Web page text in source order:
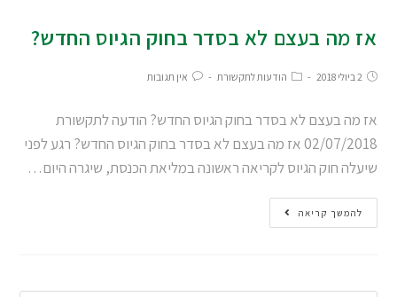
אז מה בעצם לא בסדר בחוק הגיוס החדש?
2 ביולי 2018 הודעות לתקשורת אין תגובות
אז מה בעצם לא בסדר בחוק הגיוס החדש? הודעה לתקשורת
02/07/2018 אז מה בעצם לא בסדר בחוק הגיוס החדש? רגע לפני
שיעלה חוק הגיוס לקריאה ראשונה במליאת הכנסת, שיגרה היום…
להמשך קריאה